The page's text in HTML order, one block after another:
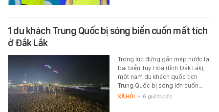
1 du khách Trung Quốc bị sóng biển cuốn mất tích
ở Đắk Lắk
Trong lúc đứng gần mép nước tại
bãi biển Tuy Hòa (tỉnh Đắk Lắk),
một nam du khách quốc tịch
Trung Quốc bị sóng lớn cuốn…
XÃ HỘI - 6 giờ trước